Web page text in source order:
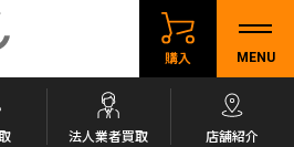
購入 MENU
法人業者買取 店舗紹介